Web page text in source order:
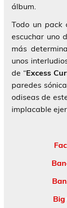
álbum.
Todo un pack
escuchar uno
más
unos
de “Excess
paredes
odiseas de
implacable